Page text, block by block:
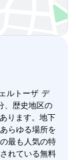
ルトーザ デ
、歴史地区の
ります。地下
らゆる場所を
最も人気の特
れている無料